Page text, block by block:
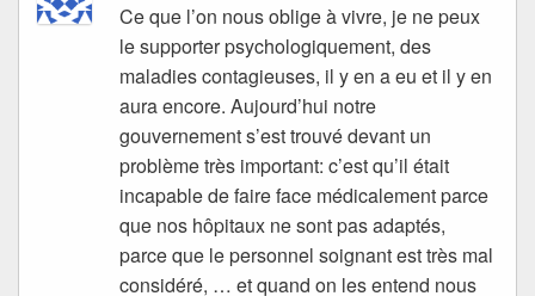
Ce que l’on nous oblige à vivre, je ne peux
le supporter psychologiquement, des
maladies contagieuses, il y en a eu et il y en
aura encore. Aujourd’hui notre
gouvernement s’est trouvé devant un
problème très important: c’est qu’il était
incapable de faire face médicalement parce
que nos hôpitaux ne sont pas adaptés,
parce que le personnel soignant est très mal
considéré, … et quand on les entend nous